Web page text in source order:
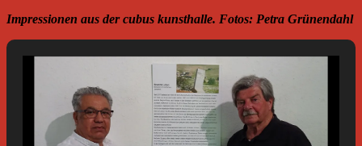
Impressionen aus der cubus kunsthalle. Fotos: Petra Grünendahl